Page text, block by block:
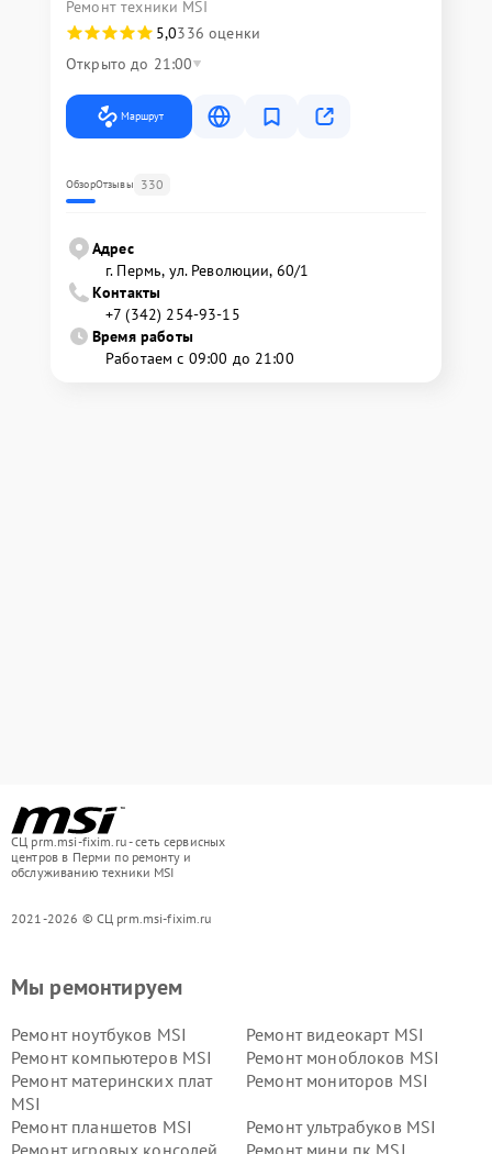
Ремонт техники MSI
5,0336 оценки
Открыто до 21:00
Маршрут
ОбзорОтзывы 330
Адрес
г. Пермь, ул. ​Революции, 60/1
Контакты
+7 (342) 254-93-15
Время работы
Работаем с 09:00 до 21:00
СЦ prm.msi-fixim.ru - сеть сервисных
центров в Перми по ремонту и
обслуживанию техники MSI
2021-2026 © СЦ prm.msi-fixim.ru
Мы ремонтируем
Ремонт ноутбуков MSI
Ремонт видеокарт MSI
Ремонт компьютеров MSI
Ремонт моноблоков MSI
Ремонт материнских плат
MSI
Ремонт мониторов MSI
Ремонт планшетов MSI
Ремонт ультрабуков MSI
Ремонт игровых консолей
Ремонт мини пк MSI